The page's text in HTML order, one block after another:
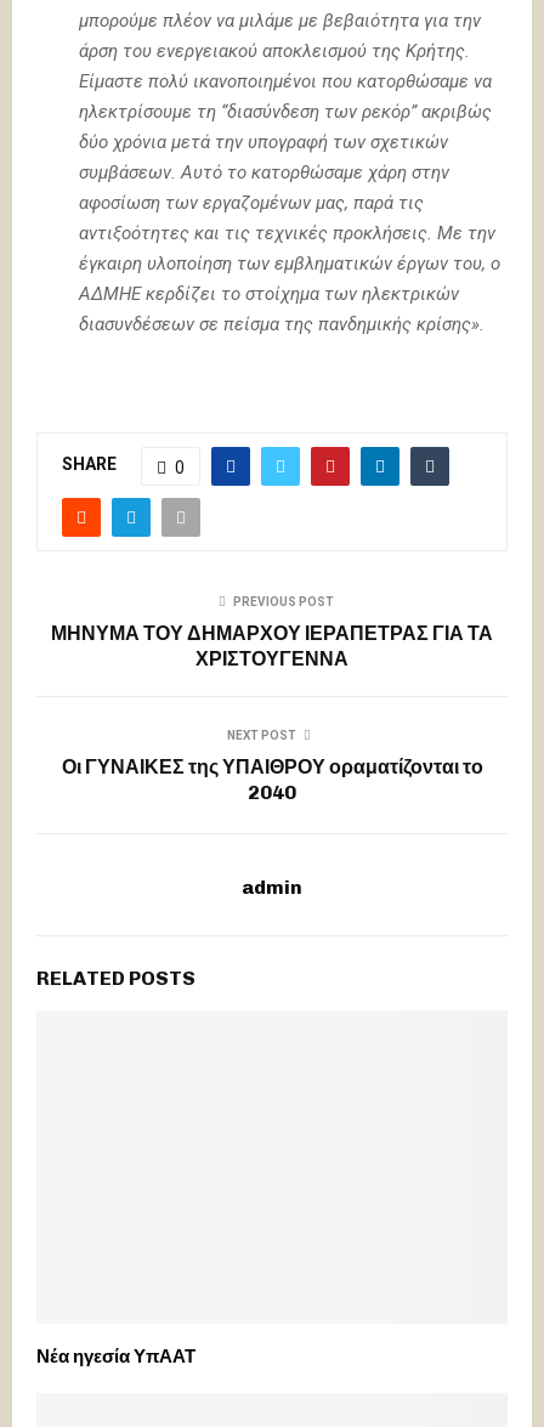
μπορούμε πλέον να μιλάμε με βεβαιότητα για την
άρση του ενεργειακού αποκλεισμού της Κρήτης.
Είμαστε πολύ ικανοποιημένοι που κατορθώσαμε να
ηλεκτρίσουμε τη “διασύνδεση των ρεκόρ” ακριβώς
δύο χρόνια μετά την υπογραφή των σχετικών
συμβάσεων. Αυτό το κατορθώσαμε χάρη στην
αφοσίωση των εργαζομένων μας, παρά τις
αντιξοότητες και τις τεχνικές προκλήσεις. Με την
έγκαιρη υλοποίηση των εμβληματικών έργων του, ο
ΑΔΜΗΕ κερδίζει το στοίχημα των ηλεκτρικών
διασυνδέσεων σε πείσμα της πανδημικής κρίσης».
SHARE 0
PREVIOUS POST
ΜΗΝΥΜΑ ΤΟΥ ΔΗΜΑΡΧΟΥ ΙΕΡΑΠΕΤΡΑΣ ΓΙΑ ΤΑ
ΧΡΙΣΤΟΥΓΕΝΝΑ
NEXT POST
Οι ΓΥΝΑΙΚΕΣ της ΥΠΑΙΘΡΟΥ οραματίζονται το
2040
admin
RELATED POSTS
Νέα ηγεσία ΥπΑΑΤ